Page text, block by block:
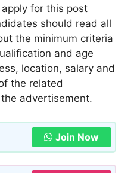
for this post
should read all
the minimum criteria
and age
location, salary and
the related
advertisement.
Join Now